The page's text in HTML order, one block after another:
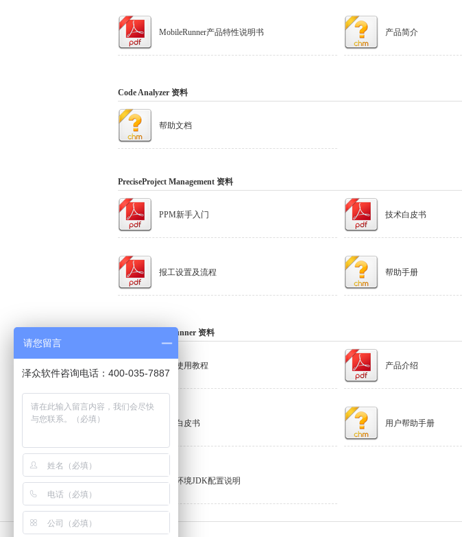
MobileRunner产品特性说明书 产品简介
Code Analyzer 资料
帮助文档
PreciseProject Management 资料
PPM新手入门 技术白皮书
报工设置及流程 帮助手册
Terminal AutoRunner 资料
文字使用教程 产品介绍
技术白皮书 用户帮助手册
运行环境JDK配置说明
请您留言
泽众软件咨询电话：400-035-7887